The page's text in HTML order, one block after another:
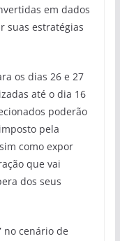
em dados
suas estratégias
os dias 26 e 27
até o dia 16
poderão
pela
como expor
que vai
dos seus
no cenário de